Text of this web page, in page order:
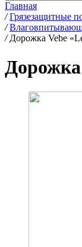
Главная
/ Грязезащитные
/
/ Дорожка Vebe
Дорожка